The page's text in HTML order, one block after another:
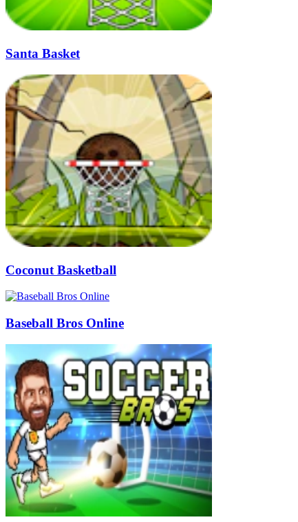
Santa Basket
Coconut Basketball
Baseball Bros Online